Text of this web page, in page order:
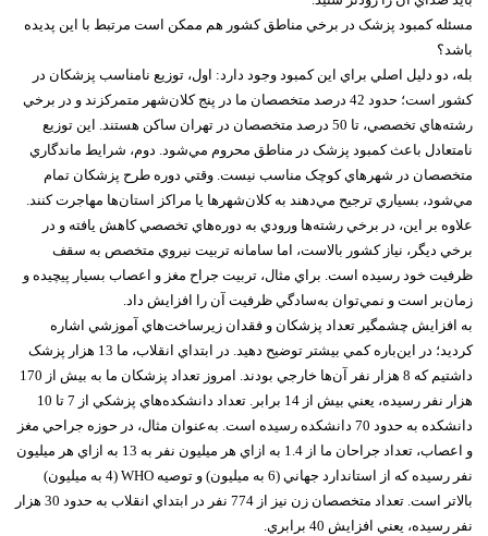
مسئله کمبود پزشک در برخي مناطق کشور هم ممکن است مرتبط با اين پديده
باشد؟
بله، دو دليل اصلي براي اين کمبود وجود دارد: اول، توزيع نامناسب پزشکان در
کشور است؛ حدود 42 درصد متخصصان ما در پنج کلان‌شهر متمرکزند و در برخي
رشته‌هاي تخصصي، تا 50 درصد متخصصان در تهران ساکن هستند. اين توزيع
نامتعادل باعث کمبود پزشک در مناطق محروم مي‌شود. دوم، شرايط ماندگاري
متخصصان در شهرهاي کوچک مناسب نيست. وقتي دوره طرح پزشکان تمام
مي‌شود، بسياري ترجيح مي‌دهند به کلان‌شهرها يا مراکز استان‌ها مهاجرت کنند.
علاوه بر اين، در برخي رشته‌ها ورودي به دوره‌هاي تخصصي کاهش يافته و در
برخي ديگر، نياز کشور بالاست، اما سامانه تربيت نيروي متخصص به سقف
ظرفيت خود رسيده است. براي مثال، تربيت جراح مغز و اعصاب بسيار پيچيده و
زمان‌بر است و نمي‌توان به‌سادگي ظرفيت آن را افزايش داد.
به افزايش چشمگير تعداد پزشکان و فقدان زيرساخت‌هاي آموزشي اشاره
کرديد؛ در اين‌باره کمي بيشتر توضيح دهيد. در ابتداي انقلاب، ما 13 هزار پزشک
داشتيم که 8 هزار نفر آن‌ها خارجي بودند. امروز تعداد پزشکان ما به بيش از 170
هزار نفر رسيده، يعني بيش از 14 برابر. تعداد دانشکده‌هاي پزشکي از 7 تا 10
دانشکده به حدود 70 دانشکده رسيده است. به‌عنوان مثال، در حوزه جراحي مغز
و اعصاب، تعداد جراحان ما از 1.4 به ازاي هر ميليون نفر به 13 به ازاي هر ميليون
نفر رسيده که از استاندارد جهاني (6 به ميليون) و توصيه WHO (4 به ميليون)
بالاتر است. تعداد متخصصان زن نيز از 774 نفر در ابتداي انقلاب به حدود 30 هزار
نفر رسيده، يعني افزايش 40 برابري.